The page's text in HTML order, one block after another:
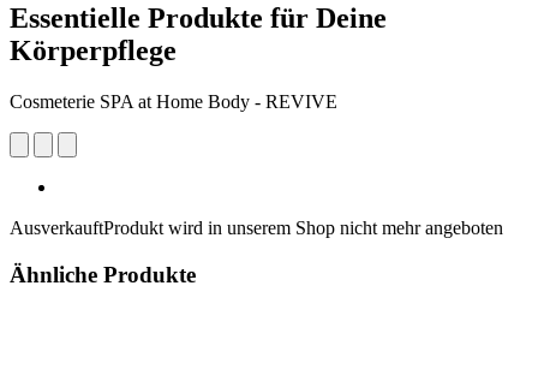
Essentielle Produkte für Deine
Körperpflege
Cosmeterie SPA at Home Body - REVIVE
AusverkauftProdukt wird in unserem Shop nicht mehr angeboten
Ähnliche Produkte